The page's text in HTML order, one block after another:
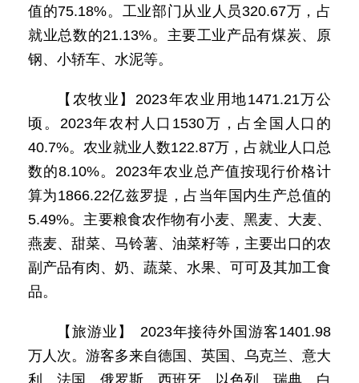
值的75.18%。工业部门从业人员320.67万，占
就业总数的21.13%。主要工业产品有煤炭、原
钢、小轿车、水泥等。
【农牧业】2023年农业用地1471.21万公
顷。2023年农村人口1530万，占全国人口的
40.7%。农业就业人数122.87万，占就业人口总
数的8.10%。2023年农业总产值按现行价格计
算为1866.22亿兹罗提，占当年国内生产总值的
5.49%。主要粮食农作物有小麦、黑麦、大麦、
燕麦、甜菜、马铃薯、油菜籽等，主要出口的农
副产品有肉、奶、蔬菜、水果、可可及其加工食
品。
【旅游业】 2023年接待外国游客1401.98
万人次。游客多来自德国、英国、乌克兰、意大
利、法国、俄罗斯、西班牙、以色列、瑞典、白